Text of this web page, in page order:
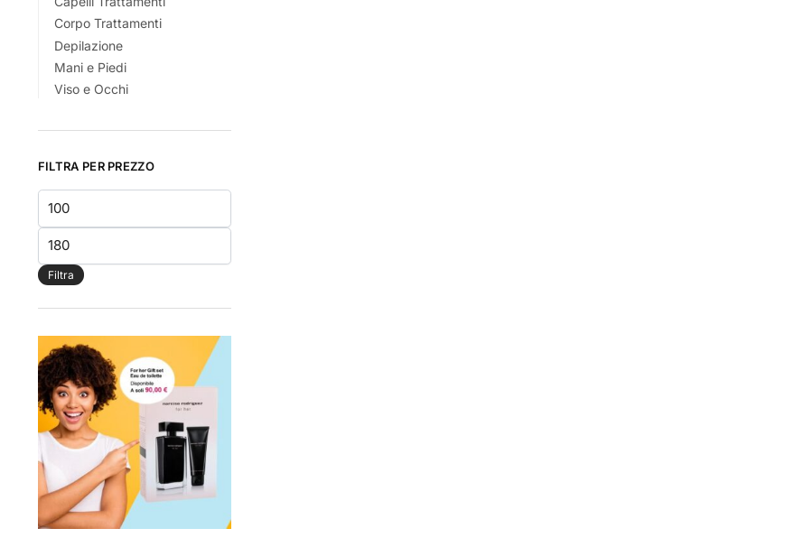
Corpo Trattamenti
Depilazione
Mani e Piedi
Viso e Occhi
FILTRA PER PREZZO
Prezzo
Min
Prezzo
Max
Filtra